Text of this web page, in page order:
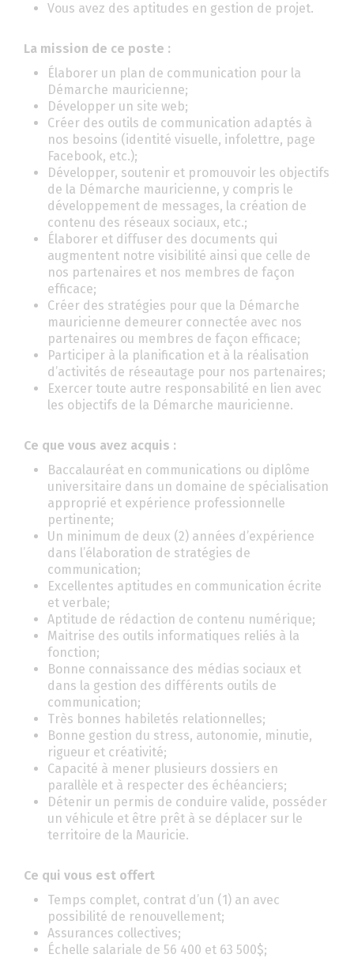
Vous avez des aptitudes en gestion de projet.
La mission de ce poste :
Élaborer un plan de communication pour la
Démarche mauricienne;
Développer un site web;
Créer des outils de communication adaptés à
nos besoins (identité visuelle, infolettre, page
Facebook, etc.);
Développer, soutenir et promouvoir les objectifs
de la Démarche mauricienne, y compris le
développement de messages, la création de
contenu des réseaux sociaux, etc.;
Élaborer et diffuser des documents qui
augmentent notre visibilité ainsi que celle de
nos partenaires et nos membres de façon
efficace;
Créer des stratégies pour que la Démarche
mauricienne demeurer connectée avec nos
partenaires ou membres de façon efficace;
Participer à la planification et à la réalisation
d’activités de réseautage pour nos partenaires;
Exercer toute autre responsabilité en lien avec
les objectifs de la Démarche mauricienne.
Ce que vous avez acquis :
Baccalauréat en communications ou diplôme
universitaire dans un domaine de spécialisation
approprié et expérience professionnelle
pertinente;
Un minimum de deux (2) années d’expérience
dans l’élaboration de stratégies de
communication;
Excellentes aptitudes en communication écrite
et verbale;
Aptitude de rédaction de contenu numérique;
Maitrise des outils informatiques reliés à la
fonction;
Bonne connaissance des médias sociaux et
dans la gestion des différents outils de
communication;
Très bonnes habiletés relationnelles;
Bonne gestion du stress, autonomie, minutie,
rigueur et créativité;
Capacité à mener plusieurs dossiers en
parallèle et à respecter des échéanciers;
Détenir un permis de conduire valide, posséder
un véhicule et être prêt à se déplacer sur le
territoire de la Mauricie.
Ce qui vous est offert
Temps complet, contrat d’un (1) an avec
possibilité de renouvellement;
Assurances collectives;
Échelle salariale de 56 400 et 63 500$;